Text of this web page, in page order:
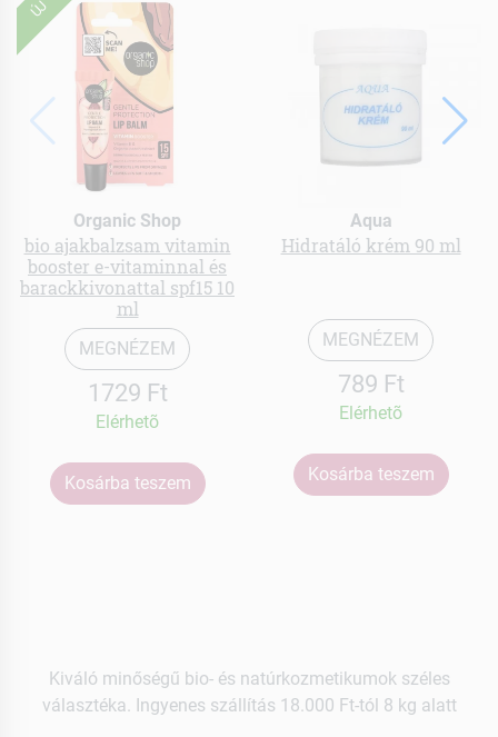
ÚJ
Organic Shop
bio ajakbalzsam vitamin
booster e-vitaminnal és
barackkivonattal spf15 10
ml
MEGNÉZEM
1729 Ft
Elérhetõ
Kosárba teszem
Aqua
Hidratáló krém 90 ml
MEGNÉZEM
789 Ft
Elérhetõ
Kosárba teszem
Kiváló minőségű bio- és natúrkozmetikumok széles
választéka. Ingyenes szállítás 18.000 Ft-tól 8 kg alatt